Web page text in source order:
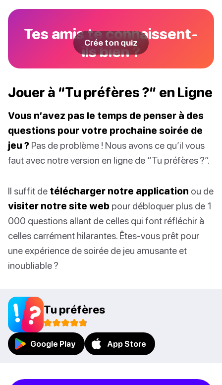
Tes amis te connaissent-
ils bien ?
Crée ton quiz
Jouer à “Tu préfères ?” en Ligne
Vous n’avez pas le temps de penser à des
questions pour votre prochaine soirée de
jeu ? Pas de problème ! Nous avons ce qu’il vous
faut avec notre version en ligne de “Tu préfères ?”.
Il suffit de télécharger notre application ou de
visiter notre site web pour débloquer plus de 1
000 questions allant de celles qui font réfléchir à
celles carrément hilarantes. Êtes-vous prêt pour
une expérience de soirée de jeu amusante et
inoubliable ?
Tu préfères
Google Play App Store